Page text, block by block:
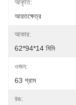
আকৃতি:
আয়তক্ষেত্র
আকার:
62*94*14 মিমি
ওজন:
63 গ্রাম
রঙ: